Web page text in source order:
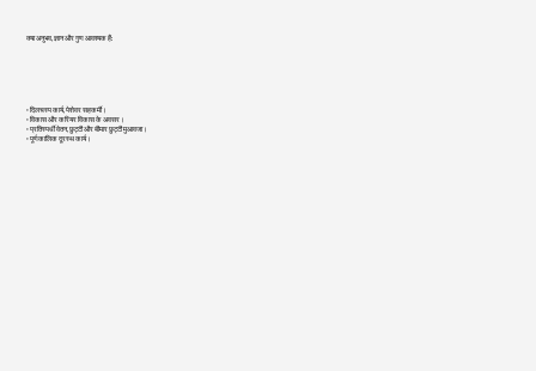
क्या अनुभव, ज्ञान और गुण आवश्यक हैं:
• दिलचस्प कार्य, पेशेवर सहकर्मी।
• विकास और करियर विकास के अवसर।
• प्रतिस्पर्धी वेतन, छुट्टी और बीमार छुट्टी मुआवजा।
• पूर्णकालिक दूरस्थ कार्य।